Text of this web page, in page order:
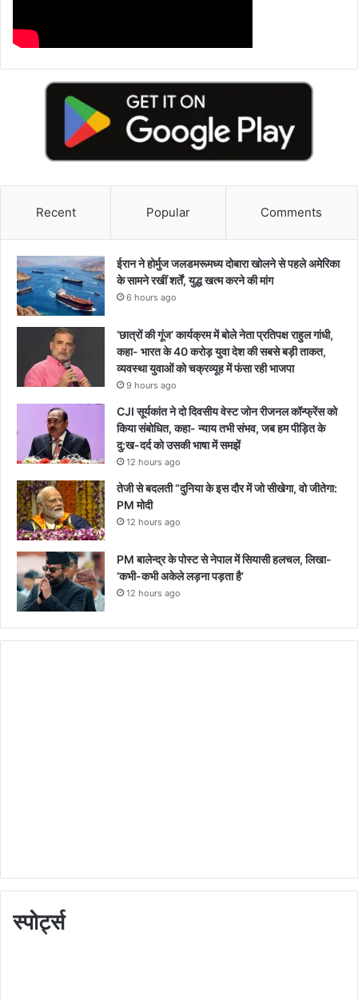
Recent Popular Comments
ईरान ने होर्मुज जलडमरूमध्य दोबारा खोलने से पहले अमेरिका
के सामने रखीं शर्तें, युद्ध खत्म करने की मांग
6 hours ago
‘छात्रों की गूंज’ कार्यक्रम में बोले नेता प्रतिपक्ष राहुल गांधी,
कहा- भारत के 40 करोड़ युवा देश की सबसे बड़ी ताकत,
व्यवस्था युवाओं को चक्रव्यूह में फंसा रही भाजपा
9 hours ago
CJI सूर्यकांत ने दो दिवसीय वेस्ट जोन रीजनल कॉन्फ्रेंस को
किया संबोधित, कहा- न्याय तभी संभव, जब हम पीड़ित के
दु:ख-दर्द को उसकी भाषा में समझें
12 hours ago
तेजी से बदलती “दुनिया के इस दौर में जो सीखेगा, वो जीतेगा:
PM मोदी
12 hours ago
PM बालेन्द्र के पोस्ट से नेपाल में सियासी हलचल, लिखा-
‘कभी-कभी अकेले लड़ना पड़ता है’
12 hours ago
स्पोर्ट्स